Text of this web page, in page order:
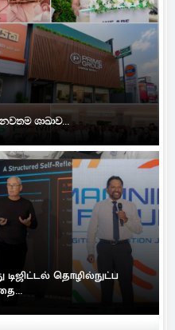
ශාඛාව...
டிஜிட்டல் தொழில்நுட்ப